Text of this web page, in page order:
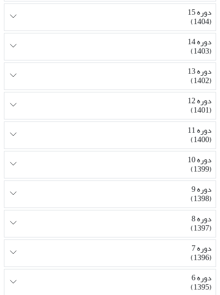
دوره 15
(1404)
دوره 14
(1403)
دوره 13
(1402)
دوره 12
(1401)
دوره 11
(1400)
دوره 10
(1399)
دوره 9
(1398)
دوره 8
(1397)
دوره 7
(1396)
دوره 6
(1395)